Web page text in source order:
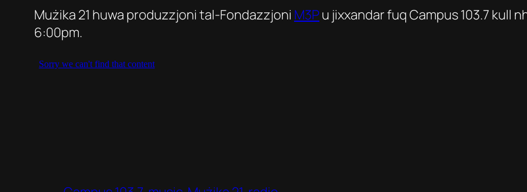
Mużika 21 huwa produzzjoni tal-Fondazzjoni M3Pu jixxandar fuq Campus 103.7 kull
6:00pm.